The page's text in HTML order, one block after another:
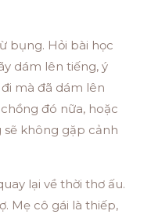
bụng. Hỏi bài học
dám lên tiếng, ý
mà đã dám lên
đó nữa, hoặc
không gặp cảnh
lại về thời thơ ấu.
Mẹ cô gái là thiếp,